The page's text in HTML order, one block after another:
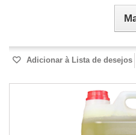
Adicionar à Lista de desejos